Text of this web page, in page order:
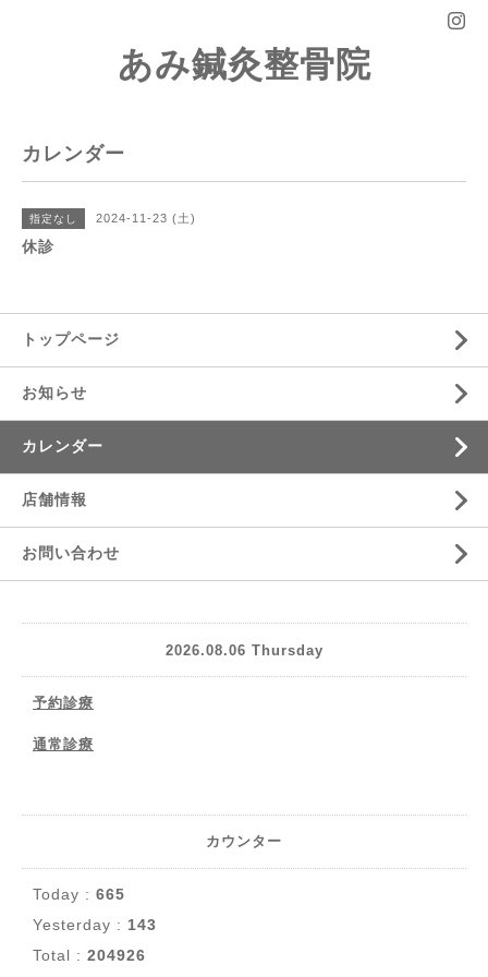
あみ鍼灸整骨院
カレンダー
指定なし 2024-11-23 (土)
休診
トップページ
お知らせ
カレンダー
店舗情報
お問い合わせ
2026.08.06 Thursday
予約診療
通常診療
カウンター
Today : 665
Yesterday : 143
Total : 204926